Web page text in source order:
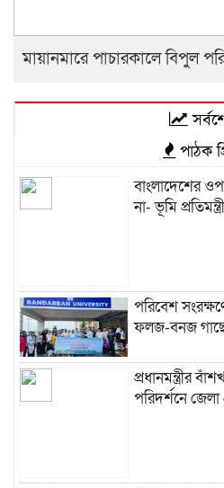
মায়ানমারে পাচারকালে বিপুল
পাঠক
বাংলাদেশের
না- ভূমি প্রতিমন্ত্রী
পরিবেশ
ফলজ-বনজ
প্রধানমন্ত্রীর
পরিদর্শনে